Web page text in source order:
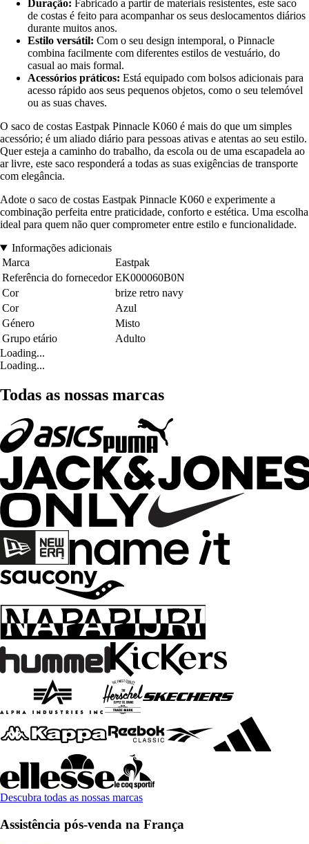
Duração: Fabricado a partir de materiais resistentes, este saco
de costas é feito para acompanhar os seus deslocamentos diários
durante muitos anos.
Estilo versátil: Com o seu design intemporal, o Pinnacle
combina facilmente com diferentes estilos de vestuário, do
casual ao mais formal.
Acessórios práticos: Está equipado com bolsos adicionais para
acesso rápido aos seus pequenos objetos, como o seu telemóvel
ou as suas chaves.
O saco de costas Eastpak Pinnacle K060 é mais do que um simples
acessório; é um aliado diário para pessoas ativas e atentas ao seu estilo.
Quer esteja a caminho do trabalho, da escola ou de uma escapadela ao
ar livre, este saco responderá a todas as suas exigências de transporte
com elegância.
Adote o saco de costas Eastpak Pinnacle K060 e experimente a
combinação perfeita entre praticidade, conforto e estética. Uma escolha
ideal para quem não quer comprometer entre estilo e funcionalidade.
Informações adicionais
Marca
Eastpak
Referência do fornecedor EK000060B0N
Cor
brize retro navy
Cor
Azul
Género
Misto
Grupo etário
Adulto
Loading...
Loading...
Todas as nossas marcas
Descubra todas as nossas marcas
Assistência pós-venda na França